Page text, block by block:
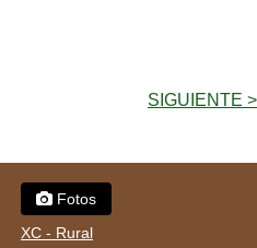
SIGUIENTE >
Fotos
XC - Rural